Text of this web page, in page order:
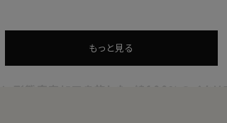
もっと見る